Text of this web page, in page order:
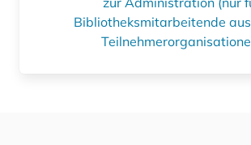
Bibliotheksmitarbeitende